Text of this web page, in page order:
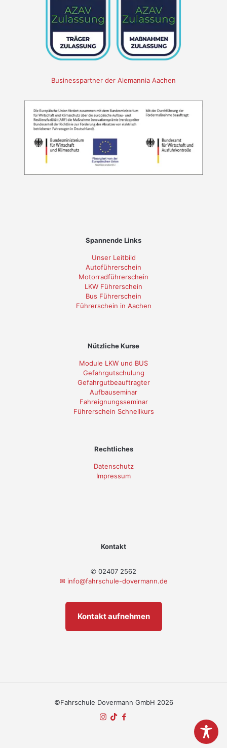
Businesspartner der Alemannia Aachen
Spannende Links
Unser Leitbild
Autoführerschein
Motorradführerschein
LKW Führerschein
Bus Führerschein
Führerschein in Aachen
Nützliche Kurse
Module LKW und BUS
Gefahrgutschulung
Gefahrgutbeauftragter
Aufbauseminar
Fahreignungsseminar
Führerschein Schnellkurs
Rechtliches
Datenschutz
Impressum
Kontakt
✆ 02407 2562
✉ info@fahrschule-dovermann.de
Kontakt aufnehmen
©Fahrschule Dovermann GmbH 2026